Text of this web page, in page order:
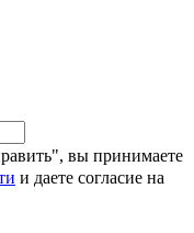
вы принимаете
и даете согласие на